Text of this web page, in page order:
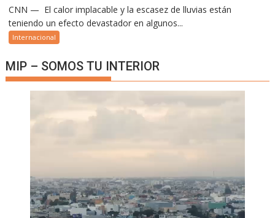
CNN — El calor implacable y la escasez de lluvias están
teniendo un efecto devastador en algunos...
Internacional
MIP – SOMOS TU INTERIOR